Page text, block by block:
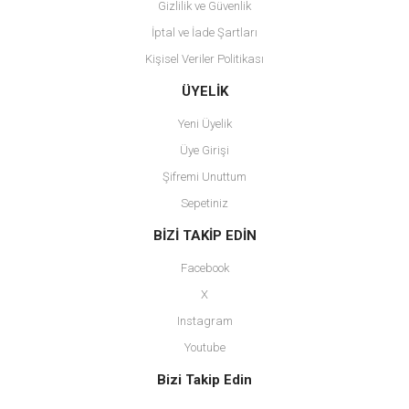
Gönder
Gizlilik ve Güvenlik
İptal ve İade Şartları
Kişisel Veriler Politikası
ÜYELİK
Yeni Üyelik
Üye Girişi
Şifremi Unuttum
Sepetiniz
BİZİ TAKİP EDİN
Facebook
X
Instagram
Youtube
Bizi Takip Edin